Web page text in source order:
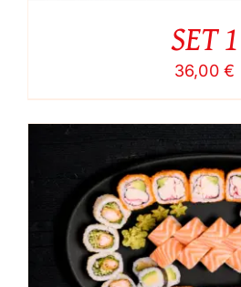
SET 1
36,00€